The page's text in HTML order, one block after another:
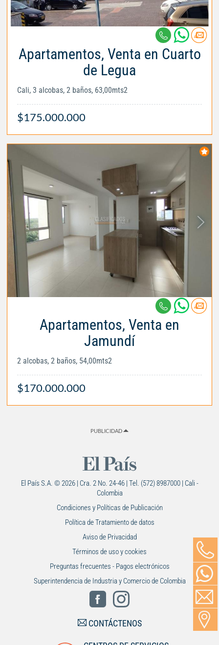
Apartamentos, Venta en Cuarto
de Legua
Cali, 3 alcobas, 2 baños, 63,00mts2
$175.000.000
Apartamentos, Venta en
Jamundí
2 alcobas, 2 baños, 54,00mts2
$170.000.000
PUBLICIDAD
El País S.A. © 2026 | Cra. 2 No. 24-46 | Tel. (572) 8987000 | Cali -
Colombia
Condiciones y Políticas de Publicación
Política de Tratamiento de datos
Aviso de Privacidad
Términos de uso y cookies
Preguntas frecuentes - Pagos electrónicos
Superintendencia de Industria y Comercio de Colombia
CONTÁCTENOS